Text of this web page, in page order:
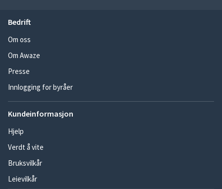
Bedrift
Om oss
Om Awaze
Presse
Innlogging for byråer
Kundeinformasjon
Hjelp
Verdt å vite
Bruksvilkår
Leievilkår